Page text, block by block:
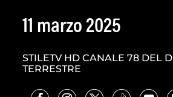
11 marzo 2025
STILETV HD CANALE 78 DEL
TERRESTRE